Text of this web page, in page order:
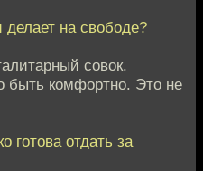
на свободе?
совок.
комфортно. Это не
готова отдать за